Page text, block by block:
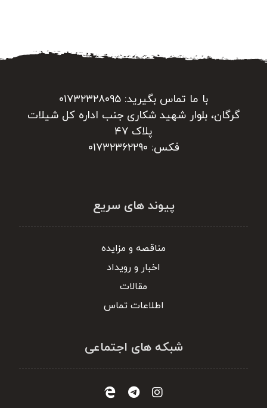
با ما تماس بگیرید: ۰۱۷۳۲۳۲۸۰۹۵
گرگان، بلوار شهید شکاری جنب اداره کل شیلات
پلاک ۴۷
فکس: ۰۱۷۳۲۳۶۲۲۹۰
پیوند های سریع
مناقصه و مزایده
اخبار و رویداد
مقالات
اطلاعات تماس
شبکه های اجتماعی